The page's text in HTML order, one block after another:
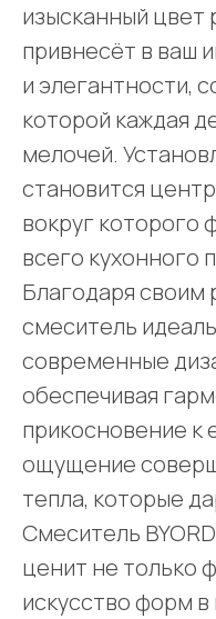
изысканный цвет
привнесёт в ваш
и элегантности,
которой каждая
мелочей.
становится
вокруг которого
всего кухонного
Благодаря своим
смеситель
современные
обеспечивая
прикосновение к
ощущение
тепла, которые
Смеситель
ценит не только
искусство форм